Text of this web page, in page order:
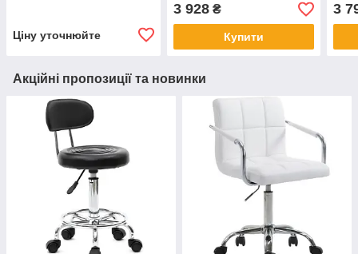
Ціну уточнюйте
3 928₴
Купити
3
Акційні пропозиції та новинки